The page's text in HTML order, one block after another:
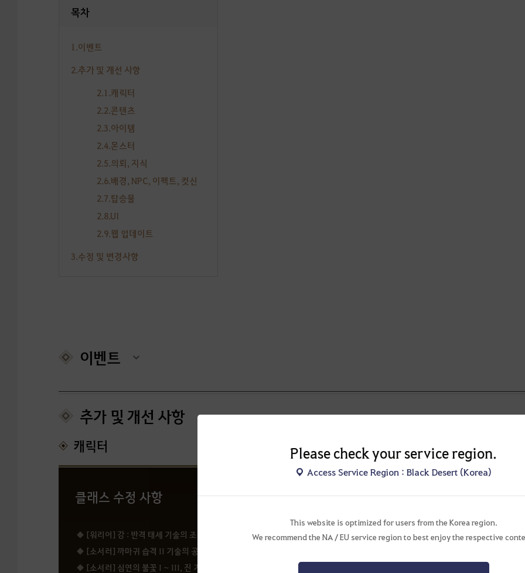
Please check your service region.
Access Service Region : Black Desert (Korea)
This website is optimized for users from the Korea region.
We recommend the NA / EU service region to best enjoy the respective
목차
1.이벤트
2.추가 및 개선 사항
2.1.캐릭터
2.2.콘텐츠
2.3.아이템
2.4.몬스터
2.5.의뢰, 지식
2.6.배경, NPC, 이펙트, 컷신
2.7.탑승물
2.8.UI
2.9.웹 업데이트
3.수정 및 변경사항
이벤트
추가 및 개선 사항
캐릭터
클래스 수정 사항
[워리어] 강 : 반격 태세 기술의 조작키 설명 중, 일부 오탈자가 수정되었습니다.
[소서러] 까마귀 습격 II 기술의 공격 범위 증가 효과가 적용되지 않던 현상이 수정되었습니다.
[소서러] 심연의 불꽃 I ~ III, 진 기술의 생명력 회복 효과가 타격 성공 시 생명력 회복 + 50 으로 변경되었습니다.